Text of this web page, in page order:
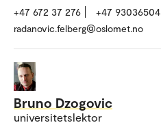
+47 672 37 276 +47 93036504
radanovic.felberg@oslomet.no
Bruno Dzogovic
universitetslektor